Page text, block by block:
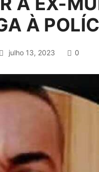
À
julho 13, 2023 0